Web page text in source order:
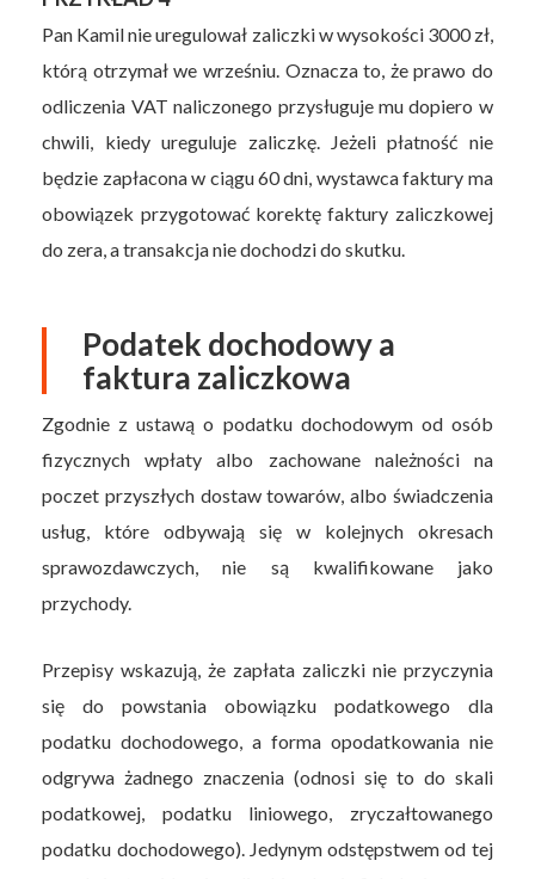
Pan Kamil nie uregulował zaliczki w wysokości 3000 zł,
którą otrzymał we wrześniu. Oznacza to, że prawo do
odliczenia VAT naliczonego przysługuje mu dopiero w
chwili, kiedy ureguluje zaliczkę. Jeżeli płatność nie
będzie zapłacona w ciągu 60 dni, wystawca faktury ma
obowiązek przygotować korektę faktury zaliczkowej
do zera, a transakcja nie dochodzi do skutku.
Podatek dochodowy a
faktura zaliczkowa
Zgodnie z ustawą o podatku dochodowym od osób
fizycznych wpłaty albo zachowane należności na
poczet przyszłych dostaw towarów, albo świadczenia
usług, które odbywają się w kolejnych okresach
sprawozdawczych, nie są kwalifikowane jako
przychody.
Przepisy wskazują, że zapłata zaliczki nie przyczynia
się do powstania obowiązku podatkowego dla
podatku dochodowego, a forma opodatkowania nie
odgrywa żadnego znaczenia (odnosi się to do skali
podatkowej, podatku liniowego, zryczałtowanego
podatku dochodowego). Jedynym odstępstwem od tej